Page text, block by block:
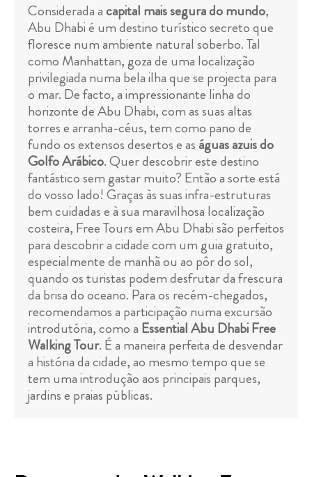
Considerada acapital mais segura do mundo,
Abu Dhabi é um destino turístico secreto que
floresce num ambiente natural soberbo. Tal
como Manhattan, goza de uma localização
privilegiada numa bela ilha que se projecta para
o mar. De facto, a impressionante linha do
horizonte de Abu Dhabi, com as suas altas
torres e arranha-céus, tem como pano de
fundo os extensos desertos e aságuas azuis do
Golfo Arábico. Quer descobrir este destino
fantástico sem gastar muito? Então a sorte está
do vosso lado! Graças às suas infra-estruturas
bem cuidadas e à sua maravilhosa localização
costeira, Free Tours em Abu Dhabi são perfeitos
para descobrir a cidade com um guia gratuito,
especialmente de manhã ou ao pôr do sol,
quando os turistas podem desfrutar da frescura
da brisa do oceano. Para os recém-chegados,
recomendamos a participação numa excursão
introdutória, como a Essential Abu Dhabi Free
Walking Tour. É a maneira perfeita de desvendar
a história da cidade, ao mesmo tempo que se
tem uma introdução aos principais parques,
jardins e praias públicas.